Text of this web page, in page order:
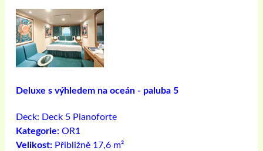
Deluxe s výhledem na oceán - paluba 5
Deck: Deck 5 Pianoforte
Kategorie: OR1
Velikost: Přibližně 17,6 m²